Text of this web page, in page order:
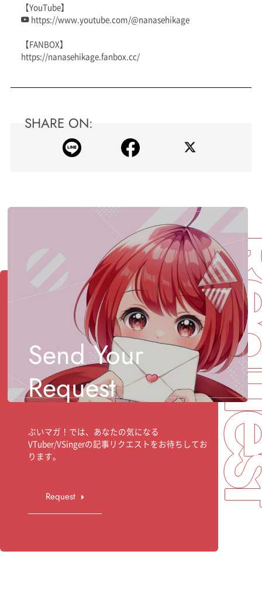
【YouTube】
https://www.youtube.com/@nanasehikage
【FANBOX】
https://nanasehikage.fanbox.cc/
SHARE ON:
Send Your
Request
ぶいマガ！では、あなたの気になる
VTuber/VSingerの記事リクエストをお待ちしてお
ります。
Request